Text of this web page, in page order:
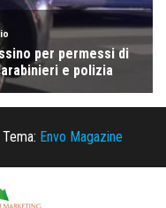
Tema: Envo Magazine